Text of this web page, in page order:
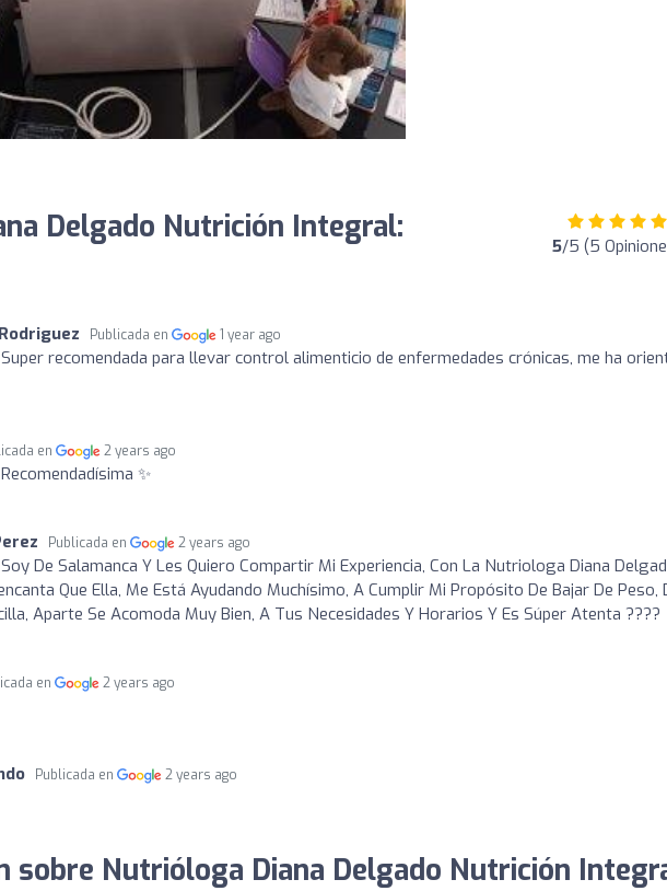
Delgado Nutrición Integral:
5/5 (5
Publicada en 1 year ago
Super recomendada para llevar control alimenticio de enfermedades crónicas, me ha
en 2 years ago
Recomendadísima ✨
Publicada en 2 years ago
Soy De Salamanca Y Les Quiero Compartir Mi Experiencia, Con La Nutriologa Diana
Que Ella, Me Está Ayudando Muchísimo, A Cumplir Mi Propósito De Bajar De Peso,
Aparte Se Acomoda Muy Bien, A Tus Necesidades Y Horarios Y Es Súper Atenta ????
en 2 years ago
Publicada en 2 years ago
sobre Nutrióloga Diana Delgado Nutrición